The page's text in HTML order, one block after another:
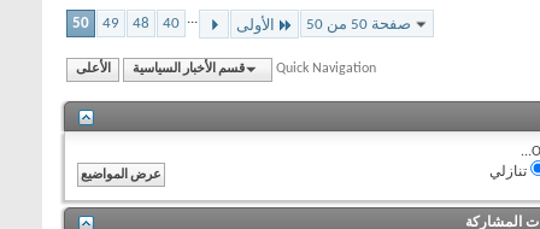
صفحة 50 من 50 الأولى ...
40
48
49
50
Quick Navigation قسم الأخبار السياسية الأعلى
تنازلي
المشاركة